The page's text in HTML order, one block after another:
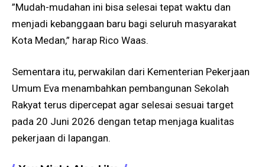
​”Mudah-mudahan ini bisa selesai tepat waktu dan
menjadi kebanggaan baru bagi seluruh masyarakat
Kota Medan,” harap Rico Waas.
Sementara itu, perwakilan dari Kementerian Pekerjaan
Umum Eva menambahkan pembangunan Sekolah
Rakyat terus dipercepat agar selesai sesuai target
pada 20 Juni 2026 dengan tetap menjaga kualitas
pekerjaan di lapangan.